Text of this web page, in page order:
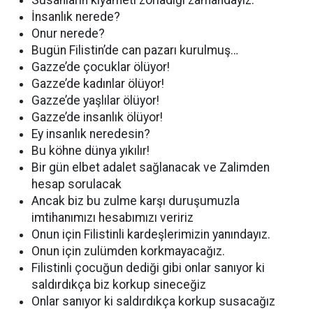
İnsanlık nerede?
Onur nerede?
Bugün Filistin’de can pazarı kurulmuş…
Gazze’de çocuklar ölüyor!
Gazze’de kadınlar ölüyor!
Gazze’de yaşlılar ölüyor!
Gazze’de insanlık ölüyor!
Ey insanlık neredesin?
Bu köhne dünya yıkılır!
Bir gün elbet adalet sağlanacak ve Zalimden
hesap sorulacak
Ancak biz bu zulme karşı duruşumuzla
imtihanımızı hesabımızı veririz
Onun için Filistinli kardeşlerimizin yanındayız.
Onun için zulümden korkmayacağız.
Filistinli çocuğun dediği gibi onlar sanıyor ki
saldırdıkça biz korkup sineceğiz
Onlar sanıyor ki saldırdıkça korkup susacağız